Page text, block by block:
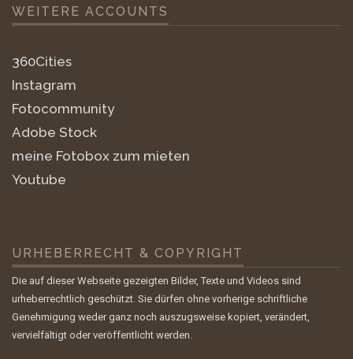
WEITERE ACCOUNTS
360Cities
Instagram
Fotocommunity
Adobe Stock
meine Fotobox zum mieten
Youtube
URHEBERRECHT & COPYRIGHT
Die auf dieser Webseite gezeigten Bilder, Texte und Videos sind
urheberrechtlich geschützt. Sie dürfen ohne vorherige schriftliche
Genehmigung weder ganz noch auszugsweise kopiert, verändert,
vervielfältigt oder veröffentlicht werden.